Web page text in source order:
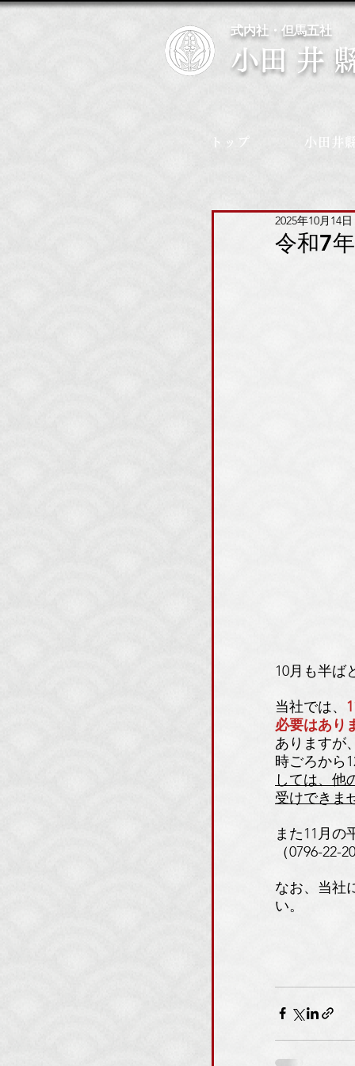
小田井
式内社・但馬五社
トップ 小田井
令和7
2025年10月14日
10月も半ば
当社では、
必要はあり
ありますが
時ごろから
しては、他
受けできま
また11月の
（0796-
なお、当社
い。